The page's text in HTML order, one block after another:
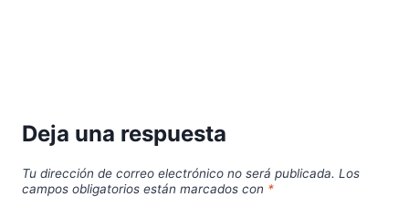
Deja una respuesta
Tu dirección de correo electrónico no será publicada. Los
campos obligatorios están marcados con *